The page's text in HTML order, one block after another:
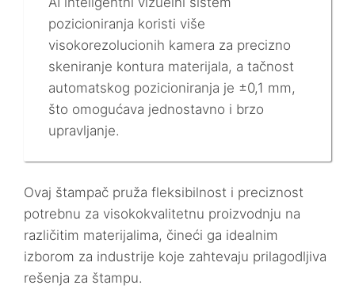
pozicioniranja koristi više
visokorezolucionih kamera za precizno
skeniranje kontura materijala, a tačnost
automatskog pozicioniranja je ±0,1 mm,
što omogućava jednostavno i brzo
upravljanje.
Ovaj štampač pruža fleksibilnost i preciznost
potrebnu za visokokvalitetnu proizvodnju na
različitim materijalima, čineći ga idealnim
izborom za industrije koje zahtevaju prilagodljiva
rešenja za štampu.